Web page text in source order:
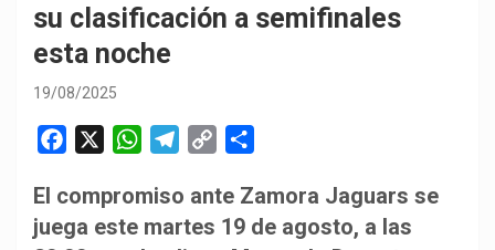
su clasificación a semifinales
esta noche
19/08/2025
c
e
W
a
t
l
e
p
y
m
p
El compromiso ante Zamora Jaguars se
juega este martes 19 de agosto, a las